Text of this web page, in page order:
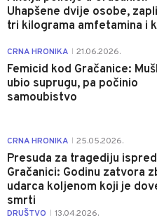
Uhapšene dvije osobe,
tri kilograma amfetamina i
CRNA HRONIKA 21.06.2026.
Femicid kod Gračanice:
ubio suprugu, pa počinio
samoubistvo
CRNA HRONIKA 25.05.2026.
Presuda za tragediju
Gračanici: Godinu zatvora
udarca koljenom koji je
smrti
DRUŠTVO 13.04.2026.